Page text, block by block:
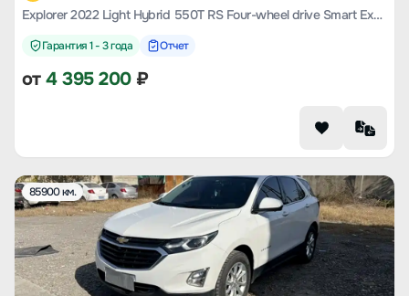
Explorer 2022 Light Hybrid 550T RS Four-wheel drive Smart Explorer Edition
Гарантия 1 - 3 года Отчет
от4 395 200₽
85900 км.